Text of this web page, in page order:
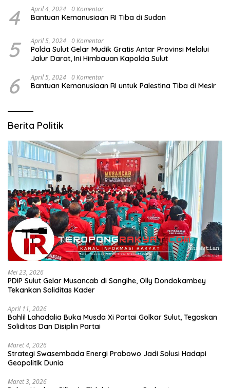
4 April 4, 2024 0 Komentar
Bantuan Kemanusiaan RI Tiba di Sudan
5 April 5, 2024 0 Komentar
Polda Sulut Gelar Mudik Gratis Antar Provinsi Melalui
Jalur Darat, Ini Himbauan Kapolda Sulut
6 April 5, 2024 0 Komentar
Bantuan Kemanusiaan RI untuk Palestina Tiba di Mesir
Berita Politik
Mei 23, 2026
PDIP Sulut Gelar Musancab di Sangihe, Olly Dondokambey
Tekankan Soliditas Kader
April 11, 2026
Bahlil Lahadalia Buka Musda Xi Partai Golkar Sulut, Tegaskan
Soliditas Dan Disiplin Partai
Maret 4, 2026
Strategi Swasembada Energi Prabowo Jadi Solusi Hadapi
Geopolitik Dunia
Maret 3, 2026